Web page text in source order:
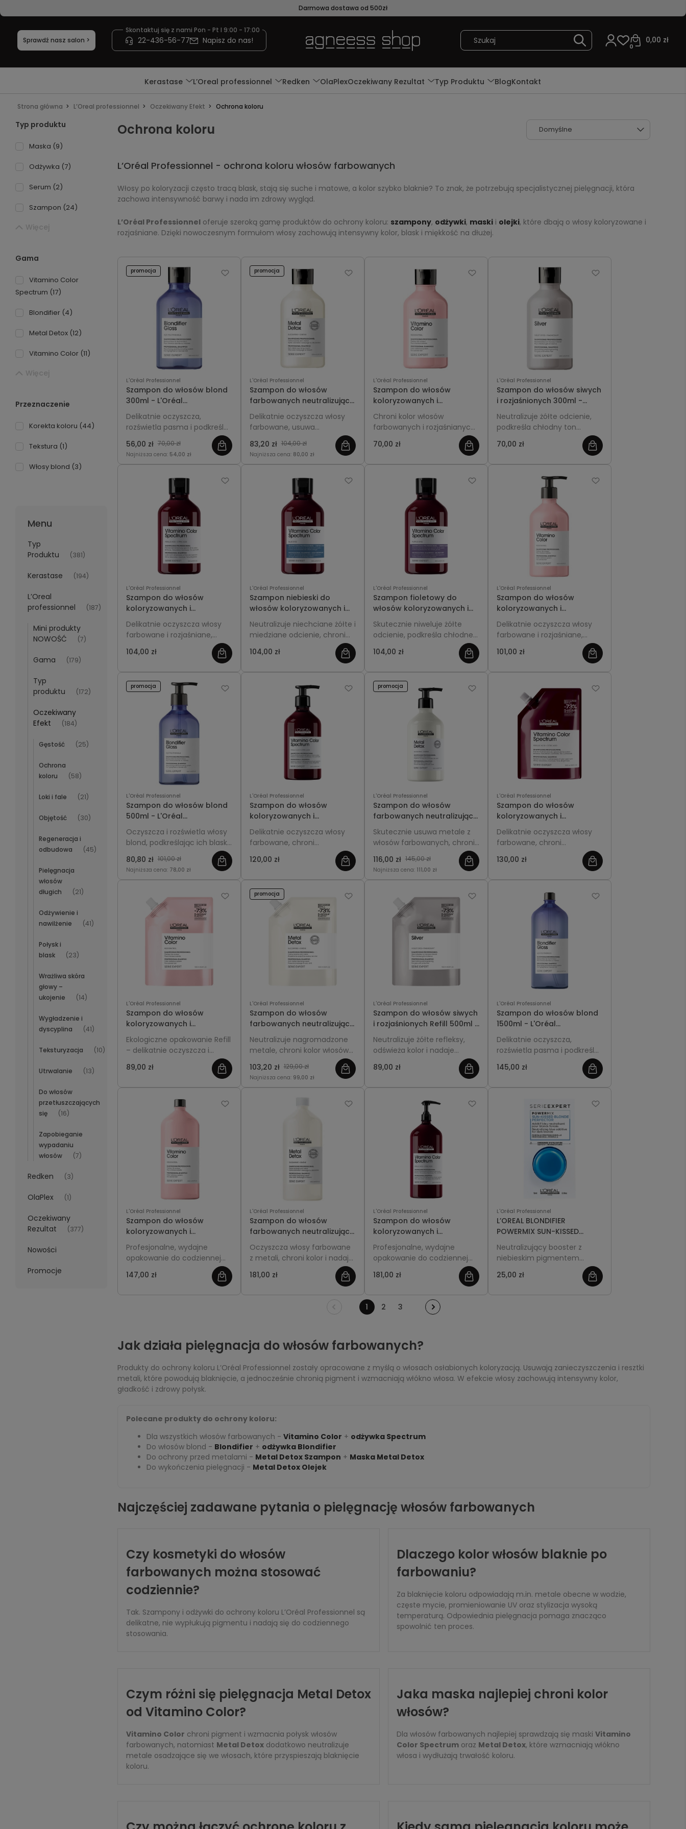
Darmowa dostawa od 500zł
Sprawdź nasz salon >
Skontaktuj się z nami Pon - Pt I 9:00 - 17:00
22-436-56-77 Napisz do nas! 0,00 zł
0
Kerastase L’Oreal professionnel Redken OlaPlexOczekiwany Rezultat Typ Produktu BlogKontakt
Strona główna L’Oreal professionnel Oczekiwany Efekt Ochrona koloru
Typ produktu
Maska (9)
Odżywka (7)
Serum (2)
Szampon (24)
Więcej
Gama
Vitamino Color
Spectrum (17)
Blondifier (4)
Metal Detox (12)
Vitamino Color (11)
Więcej
Przeznaczenie
Korekta koloru (44)
Tekstura (1)
Włosy blond (3)
Menu
Typ
Produktu
(381)
Kerastase (194)
L’Oreal
professionnel
(187)
Mini produkty
NOWOŚĆ
(7)
Gama (179)
Typ
produktu
(172)
Oczekiwany
Efekt
(184)
Gęstość (25)
Ochrona
koloru
(58)
Loki i fale (21)
Objętość (30)
Regeneracja i
odbudowa
(45)
Pielęgnacja
włosów
długich
(21)
Odżywienie i
nawilżenie
(41)
Połysk i
blask
(23)
Wrażliwa skóra
głowy –
ukojenie
(14)
Wygładzenie i
dyscyplina
(41)
Teksturyzacja (10)
Utrwalanie (13)
Do włosów
przetłuszczających
się
(16)
Zapobieganie
wypadaniu
włosów
(7)
Redken (3)
OlaPlex (1)
Oczekiwany
Rezultat
(377)
Nowości
Promocje
Ochrona koloru
L’Oréal Professionnel - ochrona koloru włosów farbowanych
Włosy po koloryzacji często tracą blask, stają się suche i matowe, a kolor szybko blaknie? To znak, że potrzebują specjalistycznej pielęgnacji, która
zachowa intensywność barwy i nada im zdrowy wygląd.
L’Oréal Professionneloferuje szeroką gamę produktów do ochrony koloru: szampony, odżywki, maskii olejki, które dbają o włosy koloryzowane i
rozjaśniane. Dzięki nowoczesnym formułom włosy zachowują intensywny kolor, blask i miękkość na dłużej.
L'Oréal Professionnel
Szampon do włosów blond
300ml - L'Oréal
Professionnel Blondifier
Gloss
Delikatnie oczyszcza,
rozświetla pasma i podkreśla
blask włosów blond, nadając
im gładkość i miękkość.
56,00 zł 70,00 zł
Najniższa cena: 54,00 zł
promocja
L'Oréal Professionnel
Szampon do włosów
farbowanych neutralizujący
metale 300ml - L'Oréal
Professionnel Metal Detox
Delikatnie oczyszcza włosy
farbowane, usuwa
chroni kolor przed
matowieniem.
83,20 zł 104,00 zł
Najniższa cena: 80,00 zł
promocja
L'Oréal Professionnel
Szampon do włosów
koloryzowanych i
rozjaśnianych 300ml L'Oréal
Professionnel Vitamino
Color
Chroni kolor włosów
farbowanych i rozjaśnianych,
zapobiega blaknięciu i nadaje
intensywny blask. Delikatnie
ich zdrowy wygląd na dłużej.
70,00 zł
L'Oréal Professionnel
Szampon do włosów siwych
i rozjaśnionych 300ml -
L'Oréal Professionnel Silver
Neutralizuje żółte odcienie,
podkreśla chłodny ton
włosów i nadaje im świetlisty
blask.
70,00 zł
L'Oréal Professionnel
Szampon do włosów
koloryzowanych i
rozjaśnianych 300ml -
L'Oréal Professionnel
Vitamino Color
Delikatnie oczyszcza włosy
farbowane i rozjaśniane,
koloru. Zapobiega
gładkość i zdrowy blask.
104,00 zł
L'Oréal Professionnel
Szampon niebieski do
włosów koloryzowanych i
rozjaśnianych 300ml -
L'Oréal Professionnel
Vitamino Color Spectrum
Neutralizuje niechciane żółte i
miedziane odcienie, chroni
świetlisty efekt włosom
104,00 zł
L'Oréal Professionnel
Szampon fioletowy do
włosów koloryzowanych i
rozjaśnianych 300ml -
L'Oréal Professionnel
Vitamino Color Spectrum
Skutecznie niweluje żółte
odcienie, podkreśla chłodne
refleksy i chroni kolor włosów
farbowanych, dodając im
104,00 zł
L'Oréal Professionnel
Szampon do włosów
koloryzowanych i
rozjaśnianych 500ml L'Oréal
Professionnel Vitamino
Color
Delikatnie oczyszcza włosy
farbowane i rozjaśniane,
koloru. Zapobiega
gładkość i zdrowy blask.
101,00 zł
L'Oréal Professionnel
Szampon do włosów blond
500ml - L'Oréal
Professionnel Blondifier
Gloss
Oczyszcza i rozświetla włosy
blond, podkreślając ich blask i
ekonomiczna pojemność
idealna do regularnej
80,80 zł 101,00 zł
Najniższa cena: 78,00 zł
promocja
L'Oréal Professionnel
Szampon do włosów
koloryzowanych i
rozjaśnianych 500ml z
pompką - L'Oréal
Professionnel Vitamino
Color Spectrum
Delikatnie oczyszcza włosy
farbowane, chroni
pozostawia je miękkie oraz
120,00 zł
L'Oréal Professionnel
Szampon do włosów
farbowanych neutralizujący
metale 500ml z pompką -
L'Oréal Professionnel Metal
Detox
Skutecznie usuwa metale z
włosów farbowanych, chroni
kolor i poprawia kondycję
włosów.
116,00 zł 145,00 zł
Najniższa cena: 111,00 zł
promocja
L'Oréal Professionnel
Szampon do włosów
koloryzowanych i
rozjaśnianych Refill 500ml -
L'Oréal Professionnel
Vitamino Color Spectrum
Delikatnie oczyszcza włosy
farbowane, chroni
pozostawia je miękkie oraz
130,00 zł
L'Oréal Professionnel
Szampon do włosów
koloryzowanych i
rozjaśnianych Refill 500ml
L'Oréal Professionnel
Vitamino Color
Ekologiczne opakowanie Refill
– delikatnie oczyszcza i
farbowanych oraz
utrzymuje intensywność
odcienia, jednocześnie
dbając o regenerację i
miękkość włosów.
89,00 zł
L'Oréal Professionnel
Szampon do włosów
farbowanych neutralizujący
metale Refill 500ml - L'Oréal
Professionnel Metal Detox
Neutralizuje nagromadzone
metale, chroni kolor włosów
farbowanych i pozostawia je
gładkie i miękkie.
103,20 zł 129,00 zł
Najniższa cena: 99,00 zł
promocja
L'Oréal Professionnel
Szampon do włosów siwych
i rozjaśnionych Refill 500ml -
L'Oréal Professionnel Silver
Neutralizuje żółte refleksy,
odświeża kolor i nadaje
włosom chłodny, świetlisty
wygląd.
89,00 zł
L'Oréal Professionnel
Szampon do włosów blond
1500ml - L'Oréal
Professionnel Blondifier
Gloss
Delikatnie oczyszcza,
rozświetla pasma i podkreśla
blask włosów blond, nadając
im gładkość i miękkość.
145,00 zł
L'Oréal Professionnel
Szampon do włosów
koloryzowanych i
rozjaśnianych 1500ml L'Oréal
Professionnel Vitamino
Color
Profesjonalne, wydajne
opakowanie do codziennej
farbowanych i rozjaśnianych.
147,00 zł
L'Oréal Professionnel
Szampon do włosów
farbowanych neutralizujący
metale 1500ml - L'Oréal
Professionnel Metal Detox
Oczyszcza włosy farbowane
z metali, chroni kolor i nadaje
181,00 zł
L'Oréal Professionnel
Szampon do włosów
koloryzowanych i
rozjaśnianych 1500ml -
L'Oréal Professionnel
Vitamino Color
Profesjonalne, wydajne
opakowanie do codziennej
farbowanych i rozjaśnianych.
kolor przed blaknęciem,
nadaje blask, gładkość i
181,00 zł
L'Oréal Professionnel
L’OREAL BLONDIFIER
POWERMIX SUN-KISSED
PERFECTOR 15ml
Neutralizujący booster z
niebieskim pigmentem
przeznaczony do ciemnych
odcieni blond.
25,00 zł
1 2 3
Jak działa pielęgnacja do włosów farbowanych?
Produkty do ochrony koloru L’Oréal Professionnel zostały opracowane z myślą o włosach osłabionych koloryzacją. Usuwają zanieczyszczenia i resztki
metali, które powodują blaknięcie, a jednocześnie chronią pigment i wzmacniają włókno włosa. W efekcie włosy zachowują intensywny kolor,
gładkość i zdrowy połysk.
Polecane produkty do ochrony koloru:
Dla wszystkich włosów farbowanych - Vitamino Color + odżywka Spectrum
Do włosów blond - Blondifier + odżywka Blondifier
Do ochrony przed metalami - Metal Detox Szampon + Maska Metal Detox
Do wykończenia pielęgnacji - Metal Detox Olejek
Najczęściej zadawane pytania o pielęgnację włosów farbowanych
Czy kosmetyki do włosów
farbowanych można stosować
codziennie?
Tak. Szampony i odżywki do ochrony koloru L’Oréal Professionnel są
delikatne, nie wypłukują pigmentu i nadają się do codziennego
stosowania.
Dlaczego kolor włosów blaknie po
farbowaniu?
Za blaknięcie koloru odpowiadają m.in. metale obecne w wodzie,
częste mycie, promieniowanie UV oraz stylizacja wysoką
temperaturą. Odpowiednia pielęgnacja pomaga znacząco
spowolnić ten proces.
Czym różni się pielęgnacja Metal Detox
od Vitamino Color?
Vitamino Color chroni pigment i wzmacnia połysk włosów
farbowanych, natomiast Metal Detoxdodatkowo neutralizuje
metale osadzające się we włosach, które przyspieszają blaknięcie
koloru.
Jaka maska najlepiej chroni kolor
włosów?
Dla włosów farbowanych najlepiej sprawdzają się maski Vitamino
Color Spectrumoraz Metal Detox, które wzmacniają włókno
włosa i wydłużają trwałość koloru.